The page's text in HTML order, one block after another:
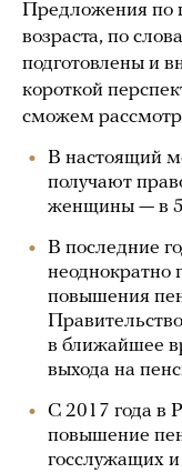
Предложения по
возраста, по
подготовлены и
короткой
сможем
В настоящий
получают
женщины — в
В последние
неоднократно
повышения
в ближайшее
выхода на
С 2017 года в
повышение
госслужащих